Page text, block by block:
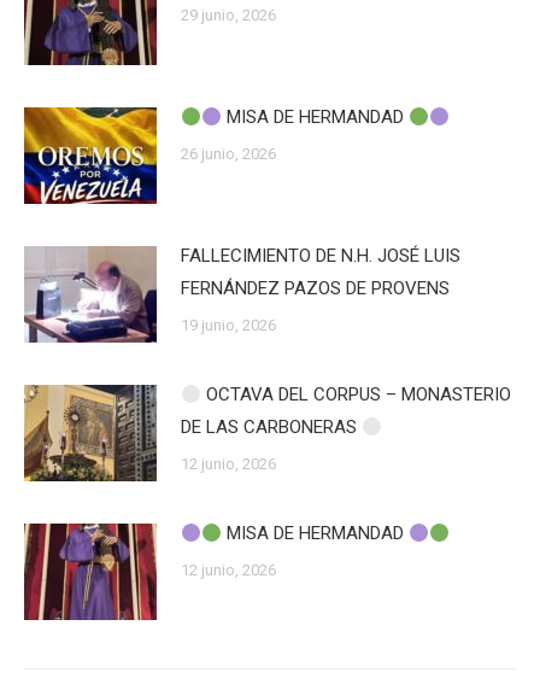
29 junio, 2026
MISA DE HERMANDAD
26 junio, 2026
FALLECIMIENTO DE N.H. JOSÉ LUIS
FERNÁNDEZ PAZOS DE PROVENS
19 junio, 2026
OCTAVA DEL CORPUS – MONASTERIO
DE LAS CARBONERAS
12 junio, 2026
MISA DE HERMANDAD
12 junio, 2026